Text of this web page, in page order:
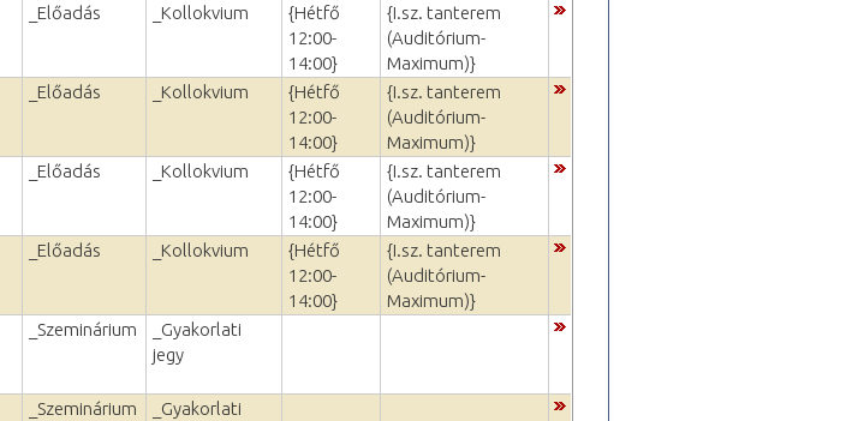
_Előadás _Kollokvium
{Hétfő
12:00-
14:00}
{I.sz. tanterem
(Auditórium-
Maximum)}
_Előadás _Kollokvium
{Hétfő
12:00-
14:00}
{I.sz. tanterem
(Auditórium-
Maximum)}
_Előadás _Kollokvium
{Hétfő
12:00-
14:00}
{I.sz. tanterem
(Auditórium-
Maximum)}
_Előadás _Kollokvium
{Hétfő
12:00-
14:00}
{I.sz. tanterem
(Auditórium-
Maximum)}
_Szeminárium
_Gyakorlati
jegy
_Szeminárium
_Gyakorlati